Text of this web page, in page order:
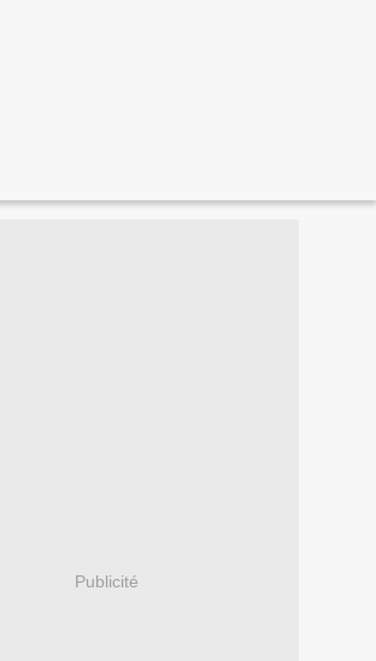
Publicité